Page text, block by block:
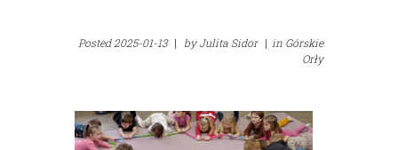
Posted2025-01-13 | byJulita Sidor | in Górskie
Orły